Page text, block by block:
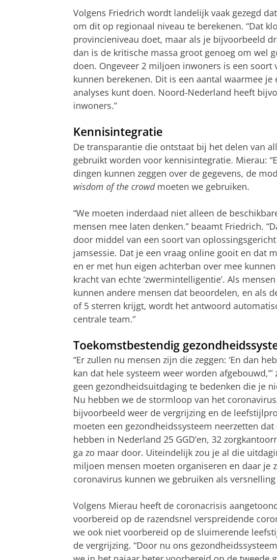
Volgens Friedrich wordt landelijk vaak gezegd
om dit op regionaal niveau te berekenen. “Dat
provincieniveau doet, maar als je bijvoorbeeld
dan is de kritische massa groot genoeg om wel
doen. Ongeveer 2 miljoen inwoners is een soort
kunnen berekenen. Dit is een aantal waarmee
analyses kunt doen. Noord-Nederland heeft
inwoners.”
Kennisintegratie
De transparantie die ontstaat bij het delen van
gebruikt worden voor kennisintegratie. Mierau:
dingen kunnen zeggen over de gegevens, de
wisdom of the crowdmoeten we gebruiken.
“We moeten inderdaad niet alleen de
mensen mee laten denken.” beaamt Friedrich.
door middel van een soort van
jamsessie. Dat je een vraag online gooit en dat
en er met hun eigen achterban over mee
kracht van echte ‘zwermintelligentie’. Als
kunnen andere mensen dat beoordelen, en als
of 5 sterren krijgt, wordt het antwoord
centrale team.”
Toekomstbestendig
“Er zullen nu mensen zijn die zeggen: ‘En dan
kan dat hele systeem weer worden
geen gezondheidsuitdaging te bedenken die je
Nu hebben we de stormloop van het
bijvoorbeeld weer de vergrijzing en de
moeten een gezondheidssysteem neerzetten
hebben in Nederland 25 GGD’en, 32
ga zo maar door. Uiteindelijk zou je al die
miljoen mensen moeten organiseren en daar je
coronavirus kunnen we gebruiken als
Volgens Mierau heeft de coronacrisis
voorbereid op de razendsnel verspreidende
we ook niet voorbereid op de sluimerende
de vergrijzing. “Door nu ons